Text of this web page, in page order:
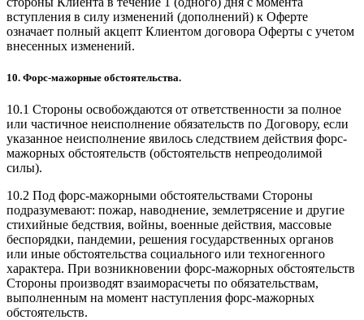
вступления в силу изменений (дополнений) к Оферте
означает полный акцепт Клиентом договора Оферты с учетом
внесенных изменений.
10. Форс-мажорные обстоятельства.
10.1 Стороны освобождаются от ответственности за полное
или частичное неисполнение обязательств по Договору, если
указанное неисполнение явилось следствием действия форс-
мажорных обстоятельств (обстоятельств непреодолимой
силы).
10.2 Под форс-мажорными обстоятельствами Стороны
подразумевают: пожар, наводнение, землетрясение и другие
стихийные бедствия, войны, военные действия, массовые
беспорядки, пандемии, решения государственных органов
или иные обстоятельства социального или техногенного
характера. При возникновении форс-мажорных обстоятельств
Стороны производят взаиморасчеты по обязательствам,
выполненным на момент наступления форс-мажорных
обстоятельств.